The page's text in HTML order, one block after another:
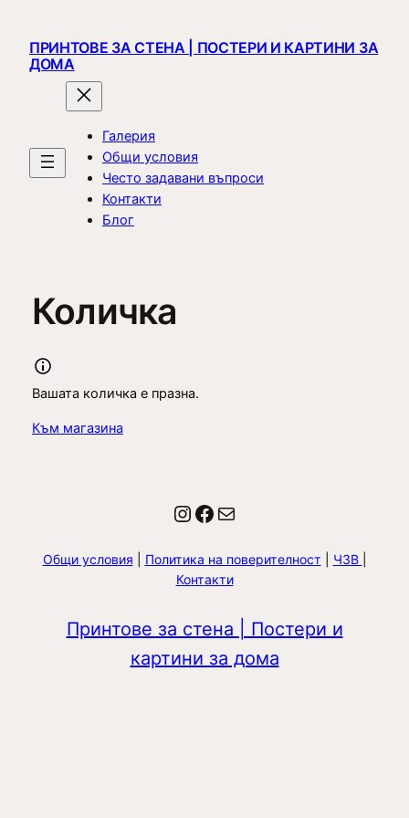
ПРИНТОВЕ ЗА СТЕНА | ПОСТЕРИ И КАРТИНИ ЗА
ДОМА
Галерия
Общи условия
Често задавани въпроси
Контакти
Блог
Количка
Вашата количка е празна.
Към магазина
Instagram
Facebook
Имейл
Общи условия Политика на поверителност ЧЗВ
Контакти
Принтове за стена | Постери и
картини за дома